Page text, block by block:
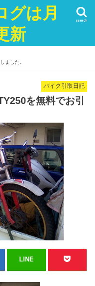
グは月
新
search
ました。
バイク引取日記
を無料でお引
LINE